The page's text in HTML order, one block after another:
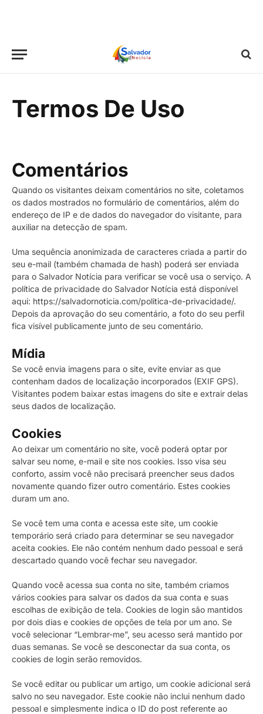
Termos De Uso
Comentários
Quando os visitantes deixam comentários no site, coletamos
os dados mostrados no formulário de comentários, além do
endereço de IP e de dados do navegador do visitante, para
auxiliar na detecção de spam.
Uma sequência anonimizada de caracteres criada a partir do
seu e-mail (também chamada de hash) poderá ser enviada
para o Salvador Notícia para verificar se você usa o serviço. A
política de privacidade do Salvador Notícia está disponível
aqui: https://salvadornoticia.com/politica-de-privacidade/.
Depois da aprovação do seu comentário, a foto do seu perfil
fica visível publicamente junto de seu comentário.
Mídia
Se você envia imagens para o site, evite enviar as que
contenham dados de localização incorporados (EXIF GPS).
Visitantes podem baixar estas imagens do site e extrair delas
seus dados de localização.
Cookies
Ao deixar um comentário no site, você poderá optar por
salvar seu nome, e-mail e site nos cookies. Isso visa seu
conforto, assim você não precisará preencher seus dados
novamente quando fizer outro comentário. Estes cookies
duram um ano.
Se você tem uma conta e acessa este site, um cookie
temporário será criado para determinar se seu navegador
aceita cookies. Ele não contém nenhum dado pessoal e será
descartado quando você fechar seu navegador.
Quando você acessa sua conta no site, também criamos
vários cookies para salvar os dados da sua conta e suas
escolhas de exibição de tela. Cookies de login são mantidos
por dois dias e cookies de opções de tela por um ano. Se
você selecionar “Lembrar-me”, seu acesso será mantido por
duas semanas. Se você se desconectar da sua conta, os
cookies de login serão removidos.
Se você editar ou publicar um artigo, um cookie adicional será
salvo no seu navegador. Este cookie não inclui nenhum dado
pessoal e simplesmente indica o ID do post referente ao